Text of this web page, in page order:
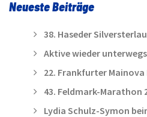
Neueste Beiträge
38. Haseder
Aktive wieder unterwegs
22. Frankfurter
43. Feldmark-Marathon
Lydia Schulz-Symon